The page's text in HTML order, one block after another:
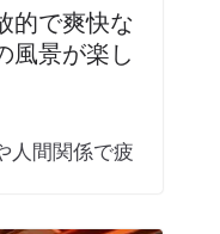
的で爽快な
景が楽し
人間関係で疲